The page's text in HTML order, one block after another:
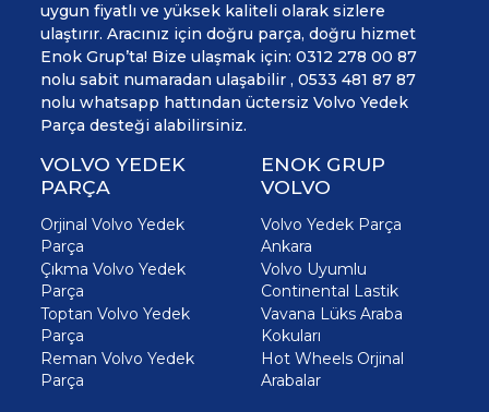
uygun fiyatlı ve yüksek kaliteli olarak sizlere
ulaştırır. Aracınız için doğru parça, doğru hizmet
Enok Grup’ta! Bize ulaşmak için: 0312 278 00 87
nolu sabit numaradan ulaşabilir , 0533 481 87 87
nolu whatsapp hattından üctersiz Volvo Yedek
Parça desteği alabilirsiniz.
VOLVO YEDEK
PARÇA
Orjinal Volvo Yedek
Parça
Çıkma Volvo Yedek
Parça
Toptan Volvo Yedek
Parça
Reman Volvo Yedek
Parça
ENOK GRUP
VOLVO
Volvo Yedek Parça
Ankara
Volvo Uyumlu
Continental Lastik
Vavana Lüks Araba
Kokuları
Hot Wheels Orjinal
Arabalar